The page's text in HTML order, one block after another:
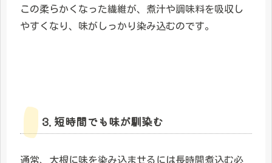
この柔らかくなった繊維が、煮汁や調味料を吸収し
やすくなり、味がしっかり染み込むのです。
3. 短時間でも味が馴染む
通常、大根に味を染み込ませるには長時間煮込む必